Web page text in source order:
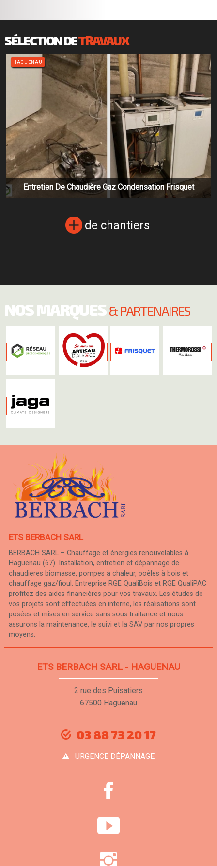
SÉLECTION DETRAVAUX
Entretien De Chaudière Gaz Condensation Frisquet
HAGUENAU
de chantiers
NOS MARQUES& PARTENAIRES
ETS BERBACH SARL
BERBACH SARL – Chauffage et énergies renouvelables à
Haguenau (67). Installation, entretien et dépannage de
chaudières biomasse, pompes à chaleur, poêles à bois et
chauffage gaz/fioul. Entreprise RGE QualiBois et RGE QualiPAC
profitez des aides financières pour vos travaux. Les études de
vos projets sont effectuées en interne, les réalisations sont
posées et mises en service sans sous traitance et nous
assurons la maintenance, le suivi et la SAV par nos propres
moyens.
ETS BERBACH SARL - HAGUENAU
2 rue des Puisatiers
67500 Haguenau
03 88 73 20 17
URGENCE DÉPANNAGE